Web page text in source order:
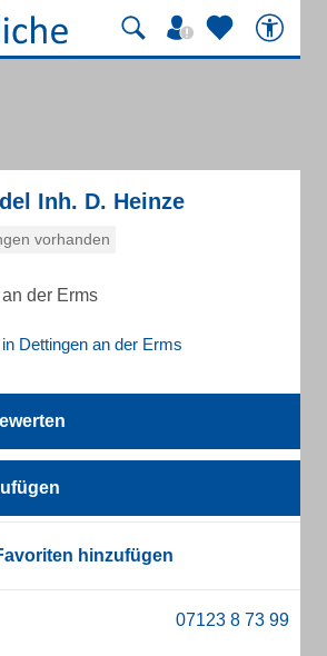
Inh. D. Heinze
vorhanden
der Erms
Dettingen an der Erms
hinzufügen